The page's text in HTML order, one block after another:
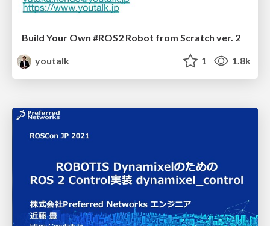
Build Your Own #ROS2 Robot from Scratch ver. 2
youtalk
1 1.8k